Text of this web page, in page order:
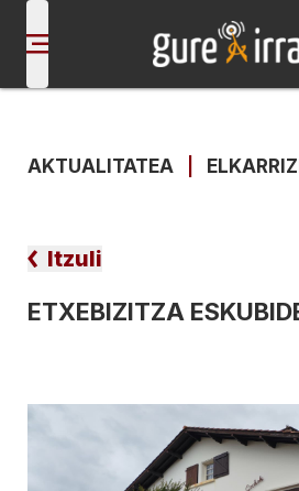
AKTUALITATEA
Itzuli
ETXEBIZITZA